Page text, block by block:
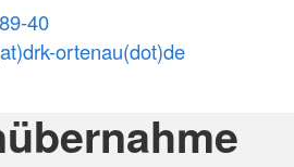
40
ortenau(dot)de